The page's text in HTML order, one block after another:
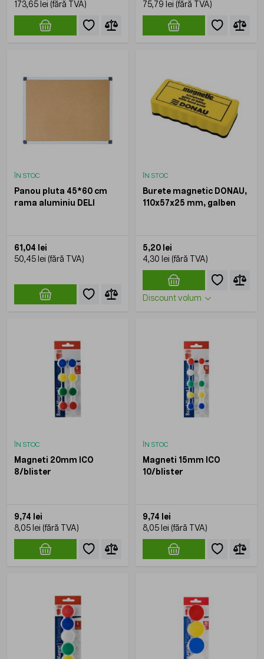
173,65 lei 75,79 lei
ÎN STOC
Panou pluta 45*60 cm
rama aluminiu DELI
61,04 lei
50,45 lei
ÎN STOC
Burete magnetic DONAU,
110x57x25 mm, galben
5,20 lei
4,30 lei
Discount volum
ÎN STOC
Magneti 20mm ICO
8/blister
9,74 lei
8,05 lei
ÎN STOC
Magneti 15mm ICO
10/blister
9,74 lei
8,05 lei